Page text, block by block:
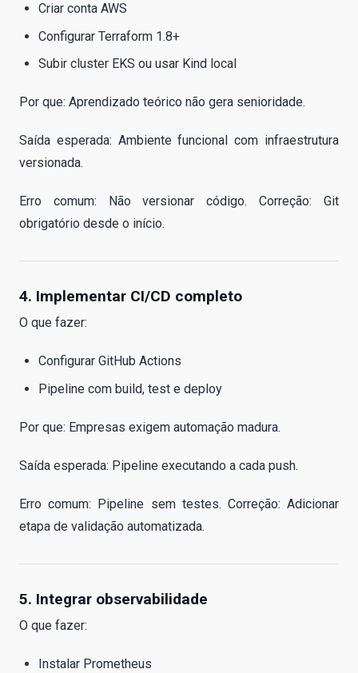
Criar conta AWS
Configurar Terraform 1.8+
Subir cluster EKS ou usar Kind local
Por que: Aprendizado teórico não gera senioridade.
Saída esperada: Ambiente funcional com infraestrutura
versionada.
Erro comum: Não versionar código. Correção: Git
obrigatório desde o início.
4. Implementar CI/CD completo
O que fazer:
Configurar GitHub Actions
Pipeline com build, test e deploy
Por que: Empresas exigem automação madura.
Saída esperada: Pipeline executando a cada push.
Erro comum: Pipeline sem testes. Correção: Adicionar
etapa de validação automatizada.
5. Integrar observabilidade
O que fazer:
Instalar Prometheus